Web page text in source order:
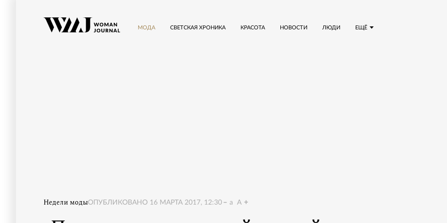
ЕЩЁ
МОДА СВЕТСКАЯ ХРОНИКА КРАСОТА НОВОСТИ ЛЮДИ
Недели модыОПУБЛИКОВАНО 16 МАРТА 2017, 12:30 a A